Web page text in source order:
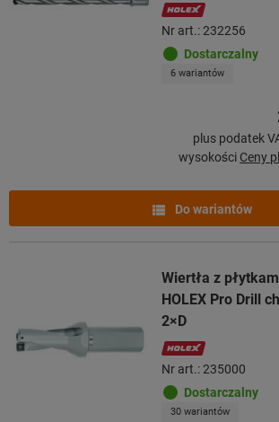
Nr art.: 232256
Dostarczalny
6 wariantów
plus podatek
wysokości Ceny
Do wariantów
Wiertła z
HOLEX Pro Drill
2×D
Nr art.: 235000
Dostarczalny
30 wariantów